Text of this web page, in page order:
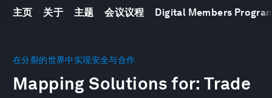
主页 关于 主题 会议议程 Digital Members
在分裂的世界中实现安全与合作
Mapping Solutions for: Trade
seconds
26
minutes,